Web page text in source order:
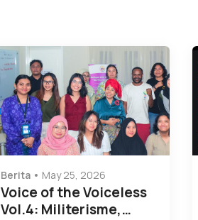
Berita May 25, 2026
Voice of the Voiceless
Vol.4: Militerisme,…